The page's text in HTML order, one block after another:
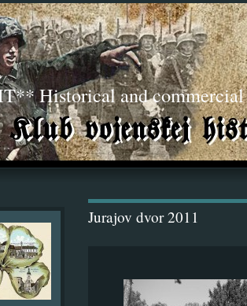
Historical and commercial
Jurajov dvor 2011